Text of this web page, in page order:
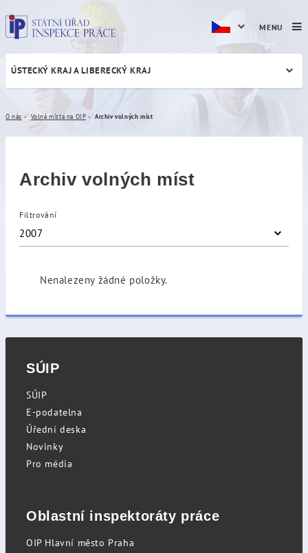
Archiv volných míst
ÚSTECKÝ KRAJ A LIBERECKÝ KRAJ
O nás Volná místa na OIP Archiv volných míst
Archiv volných míst
Filtrování
2007
Nenalezeny žádné položky.
MENU
SÚIP
SÚIP
E-podatelna
Úřední deska
Novinky
Pro média
Oblastní inspektoráty práce
OIP Hlavní město Praha